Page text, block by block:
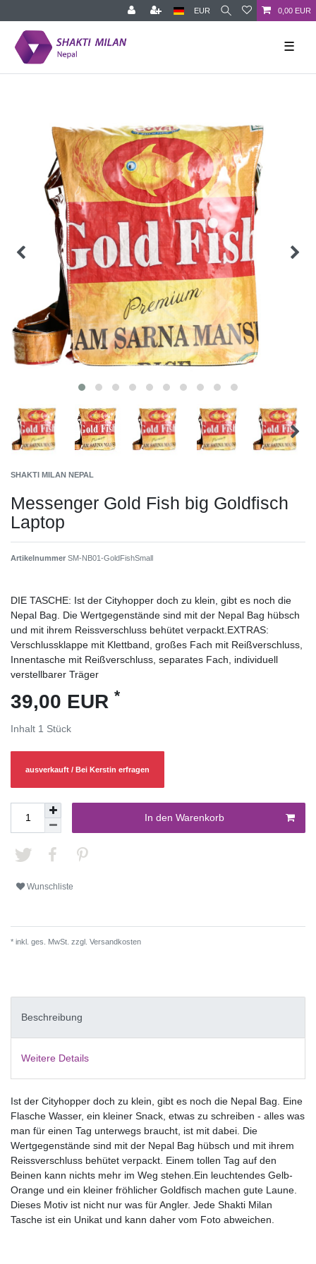
EUR 0,00 EUR
☰
SHAKTI MILAN NEPAL
Messenger Gold Fish big Goldfisch
Laptop
Artikelnummer SM-NB01-GoldFishSmall
DIE TASCHE: Ist der Cityhopper doch zu klein, gibt es noch die
Nepal Bag. Die Wertgegenstände sind mit der Nepal Bag hübsch
und mit ihrem Reissverschluss behütet verpackt.EXTRAS:
Verschlussklappe mit Klettband, großes Fach mit Reißverschluss,
Innentasche mit Reißverschluss, separates Fach, individuell
verstellbarer Träger
39,00 EUR *
Inhalt 1 Stück
ausverkauft / Bei Kerstin erfragen
In den Warenkorb
Wunschliste
* inkl. ges. MwSt. zzgl. Versandkosten
Beschreibung
Weitere Details
Ist der Cityhopper doch zu klein, gibt es noch die Nepal Bag. Eine
Flasche Wasser, ein kleiner Snack, etwas zu schreiben - alles was
man für einen Tag unterwegs braucht, ist mit dabei. Die
Wertgegenstände sind mit der Nepal Bag hübsch und mit ihrem
Reissverschluss behütet verpackt. Einem tollen Tag auf den
Beinen kann nichts mehr im Weg stehen.Ein leuchtendes Gelb-
Orange und ein kleiner fröhlicher Goldfisch machen gute Laune.
Dieses Motiv ist nicht nur was für Angler. Jede Shakti Milan
Tasche ist ein Unikat und kann daher vom Foto abweichen.